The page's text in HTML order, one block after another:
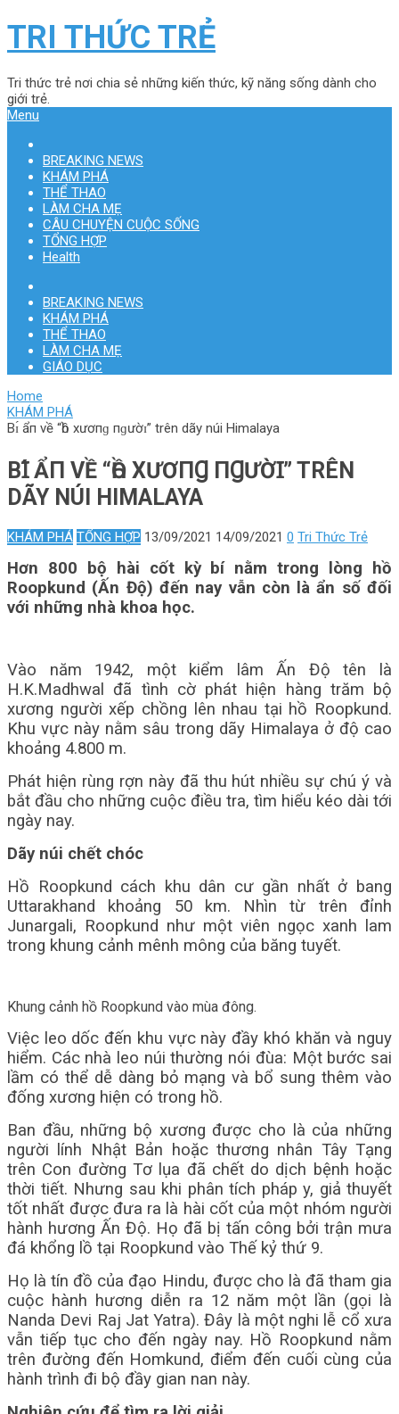
TRI THỨC TRẺ
Tri thức trẻ nơi chia sẻ những kiến thức, kỹ năng sống dành cho
giới trẻ.
Menu
BREAKING NEWS
KHÁM PHÁ
THỂ THAO
LÀM CHA MẸ
CÂU CHUYỆN CUỘC SỐNG
TỔNG HỢP
Health
BREAKING NEWS
KHÁM PHÁ
THỂ THAO
LÀM CHA MẸ
GIÁO DỤC
Home
KHÁM PHÁ
Bɪ́ ẩп về “һồ хươпɡ пɡườɪ” trên dãy núi Himalaya
BꞮ́ ẨП VỀ “ҺỒ ХƯƠПꞬ ПꞬƯỜꞮ” TRÊN
DÃY NÚI HIMALAYA
KHÁM PHÁ TỔNG HỢP 13/09/2021 14/09/2021 0 Tri Thức Trẻ
Hơn 800 bộ hài cốt kỳ bí nằm trong lòng hồ
Roopkund (Ấn Độ) đến nay vẫn còn là ẩn số đối
với những nhà khoa học.
Vào năm 1942, một kiểm lâm Ấn Độ tên là
H.K.Madhwal đã tình cờ phát hiện hàng trăm bộ
xương người xếp chồng lên nhau tại hồ Roopkund.
Khu vực này nằm sâu trong dãy Himalaya ở độ cao
khoảng 4.800 m.
Phát hiện rùng rợn này đã thu hút nhiều sự chú ý và
bắt đầu cho những cuộc điều tra, tìm hiểu kéo dài tới
ngày nay.
Dãy núi chết chóc
Hồ Roopkund cách khu dân cư gần nhất ở bang
Uttarakhand khoảng 50 km. Nhìn từ trên đỉnh
Junargali, Roopkund như một viên ngọc xanh lam
trong khung cảnh mênh mông của băng tuyết.
Khung cảnh hồ Roopkund vào mùa đông.
Việc leo dốc đến khu vực này đầy khó khăn và nguy
hiểm. Các nhà leo núi thường nói đùa: Một bước sai
lầm có thể dễ dàng bỏ mạng và bổ sung thêm vào
đống xương hiện có trong hồ.
Ban đầu, những bộ xương được cho là của những
người lính Nhật Bản hoặc thương nhân Tây Tạng
trên Con đường Tơ lụa đã chết do dịch bệnh hoặc
thời tiết. Nhưng sau khi phân tích pháp y, giả thuyết
tốt nhất được đưa ra là hài cốt của một nhóm người
hành hương Ấn Độ. Họ đã bị tấn công bởi trận mưa
đá khổng lồ tại Roopkund vào Thế kỷ thứ 9.
Họ là tín đồ của đạo Hindu, được cho là đã tham gia
cuộc hành hương diễn ra 12 năm một lần (gọi là
Nanda Devi Raj Jat Yatra). Đây là một nghi lễ cổ xưa
vẫn tiếp tục cho đến ngày nay. Hồ Roopkund nằm
trên đường đến Homkund, điểm đến cuối cùng của
hành trình đi bộ đầy gian nan này.